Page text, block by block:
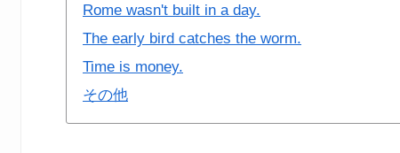
Rome wasn't built in a day.
The early bird catches the worm.
Time is money.
その他